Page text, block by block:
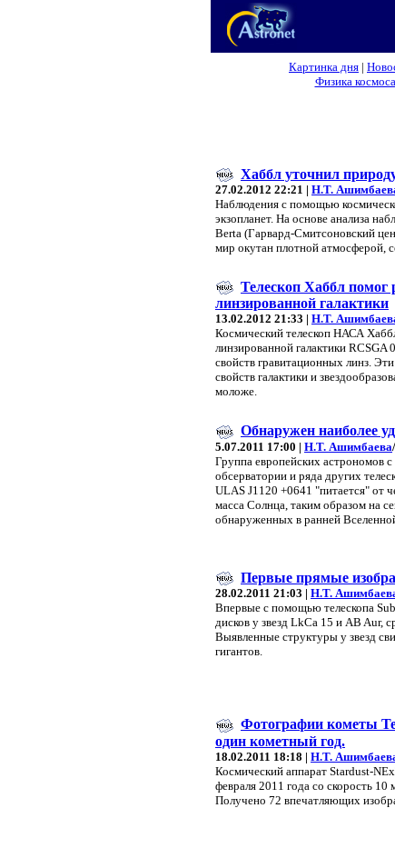
Картинка дня |
Физика космоса
Хаббл уточнил
27.02.2012 22:21 | Н.Т.
Наблюдения с помощью
экзопланет. На основе анализа
Berta (Гарвард-Смитсоновский
мир окутан плотной атмосферой,
Телескоп Хаббл помог
линзированной галактики
13.02.2012 21:33 | Н.Т.
Космический телескоп НАСА
линзированной галактики
свойств гравитационных линз.
свойств галактики и
моложе.
Обнаружен наиболее
5.07.2011 17:00 | Н.Т. Ашимбаева/
Группа европейских астрономов
обсерватории и ряда других
ULAS J1120 +0641 "питается" от
масса Солнца, таким образом на
обнаруженных в ранней
Первые прямые
28.02.2011 21:03 | Н.Т.
Впервые с помощью телескопа
дисков у звезд LkCa 15 и AB Aur,
Выявленные структуры у звезд
гигантов.
Фотографии кометы
один кометный год.
18.02.2011 18:18 | Н.Т.
Космический аппарат Stardust-
февраля 2011 года со скорость 10
Получено 72 впечатляющих